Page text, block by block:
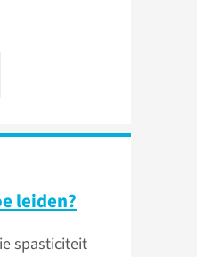
leiden?
spasticiteit